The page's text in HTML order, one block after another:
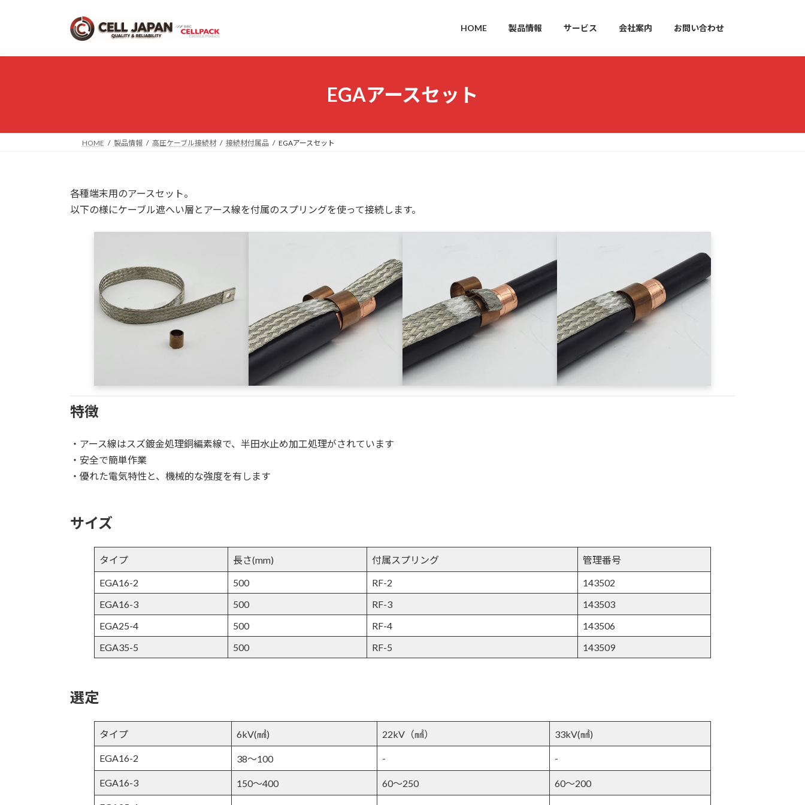
プ
動
HOME 製品情報 サービス 会社案内 お問い合わせ
EGAアースセット
HOME 製品情報 高圧ケーブル接続材 接続材付属品 EGAアースセット
各種端末用のアースセット。
以下の様にケーブル遮へい層とアース線を付属のスプリングを使って接続します。
特徴
・アース線はスズ鍍金処理銅編素線で、半田水止め加工処理がされています
・安全で簡単作業
・優れた電気特性と、機械的な強度を有します
サイズ
タイプ 長さ(mm) 付属スプリング
管理番号
EGA16-2
500 RF-2
143502
EGA16-3
500 RF-3
143503
EGA25-4
500 RF-4
143506
EGA35-5
500 RF-5 143509
選定
タイプ 6kV(㎟) 22kV（㎟） 33kV(㎟)
EGA16-2 38～100 - -
EGA16-3 150～400 60～250 60～200